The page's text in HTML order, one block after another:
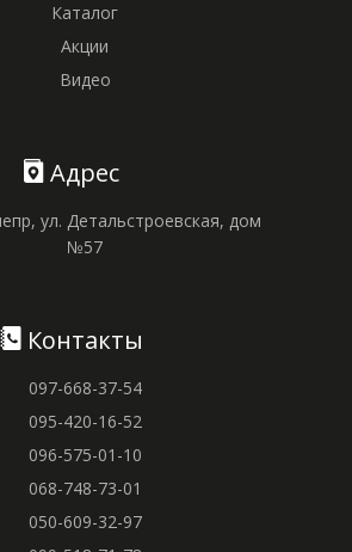
Каталог
Акции
Видео
Адрес
ул. Детальстроевская, дом
№57
Контакты
097-668-37-54
095-420-16-52
096-575-01-10
068-748-73-01
050-609-32-97